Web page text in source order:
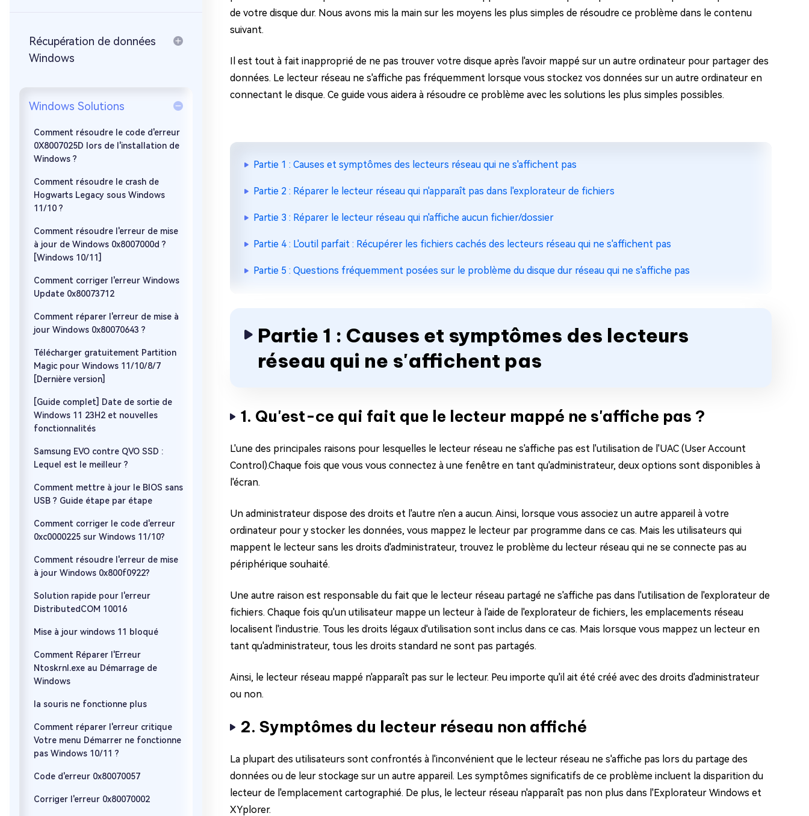
Réparer les fichiers PST/OST
Mac Boot Genius
Récupération de données
Windows
Windows Solutions
Comment résoudre le code d'erreur
0X8007025D lors de l'installation de
Windows ?
Comment résoudre le crash de
Hogwarts Legacy sous Windows
11/10 ?
Comment résoudre l'erreur de mise
à jour de Windows 0x8007000d ?
[Windows 10/11]
Comment corriger l'erreur Windows
Update 0x80073712
Comment réparer l'erreur de mise à
jour Windows 0x80070643 ?
Télécharger gratuitement Partition
Magic pour Windows 11/10/8/7
[Dernière version]
[Guide complet] Date de sortie de
Windows 11 23H2 et nouvelles
fonctionnalités
Samsung EVO contre QVO SSD :
Lequel est le meilleur ?
Comment mettre à jour le BIOS sans
USB ? Guide étape par étape
Comment corriger le code d'erreur
0xc0000225 sur Windows 11/10?
Comment résoudre l'erreur de mise
à jour Windows 0x800f0922?
Solution rapide pour l'erreur
DistributedCOM 10016
Mise à jour windows 11 bloqué
Comment Réparer l'Erreur
Ntoskrnl.exe au Démarrage de
Windows
la souris ne fonctionne plus
Comment réparer l'erreur critique
Votre menu Démarrer ne fonctionne
pas Windows 10/11 ?
Code d'erreur 0x80070057
Corriger l'erreur 0x80070002
de votre disque dur. Nous avons mis la main sur les moyens les plus simples de résoudre ce problème dans le contenu
suivant.
Il est tout à fait inapproprié de ne pas trouver votre disque après l'avoir mappé sur un autre ordinateur pour partager des
données. Le lecteur réseau ne s'affiche pas fréquemment lorsque vous stockez vos données sur un autre ordinateur en
connectant le disque. Ce guide vous aidera à résoudre ce problème avec les solutions les plus simples possibles.
Partie 1 : Causes et symptômes des lecteurs réseau qui ne s'affichent pas
Partie 2 : Réparer le lecteur réseau qui n'apparaît pas dans l'explorateur de fichiers
Partie 3 : Réparer le lecteur réseau qui n'affiche aucun fichier/dossier
Partie 4 : L'outil parfait : Récupérer les fichiers cachés des lecteurs réseau qui ne s'affichent pas
Partie 5 : Questions fréquemment posées sur le problème du disque dur réseau qui ne s'affiche pas
Partie 1 : Causes et symptômes des lecteurs
réseau qui ne s'affichent pas
1. Qu'est-ce qui fait que le lecteur mappé ne s'affiche pas ?
L'une des principales raisons pour lesquelles le lecteur réseau ne s'affiche pas est l'utilisation de l'UAC (User Account
Control).Chaque fois que vous vous connectez à une fenêtre en tant qu'administrateur, deux options sont disponibles à
l'écran.
Un administrateur dispose des droits et l'autre n'en a aucun. Ainsi, lorsque vous associez un autre appareil à votre
ordinateur pour y stocker les données, vous mappez le lecteur par programme dans ce cas. Mais les utilisateurs qui
mappent le lecteur sans les droits d'administrateur, trouvez le problème du lecteur réseau qui ne se connecte pas au
périphérique souhaité.
Une autre raison est responsable du fait que le lecteur réseau partagé ne s'affiche pas dans l'utilisation de l'explorateur de
fichiers. Chaque fois qu'un utilisateur mappe un lecteur à l'aide de l'explorateur de fichiers, les emplacements réseau
localisent l'industrie. Tous les droits légaux d'utilisation sont inclus dans ce cas. Mais lorsque vous mappez un lecteur en
tant qu'administrateur, tous les droits standard ne sont pas partagés.
Ainsi, le lecteur réseau mappé n'apparaît pas sur le lecteur. Peu importe qu'il ait été créé avec des droits d'administrateur
ou non.
2. Symptômes du lecteur réseau non affiché
La plupart des utilisateurs sont confrontés à l'inconvénient que le lecteur réseau ne s'affiche pas lors du partage des
données ou de leur stockage sur un autre appareil. Les symptômes significatifs de ce problème incluent la disparition du
lecteur de l'emplacement cartographié. De plus, le lecteur réseau n'apparaît pas non plus dans l'Explorateur Windows et
XYplorer.